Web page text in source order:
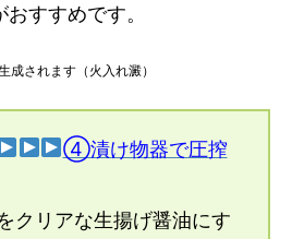
すすめです。
成されます（火入れ澱）
④漬け物器で圧搾
クリアな生揚げ醤油にす